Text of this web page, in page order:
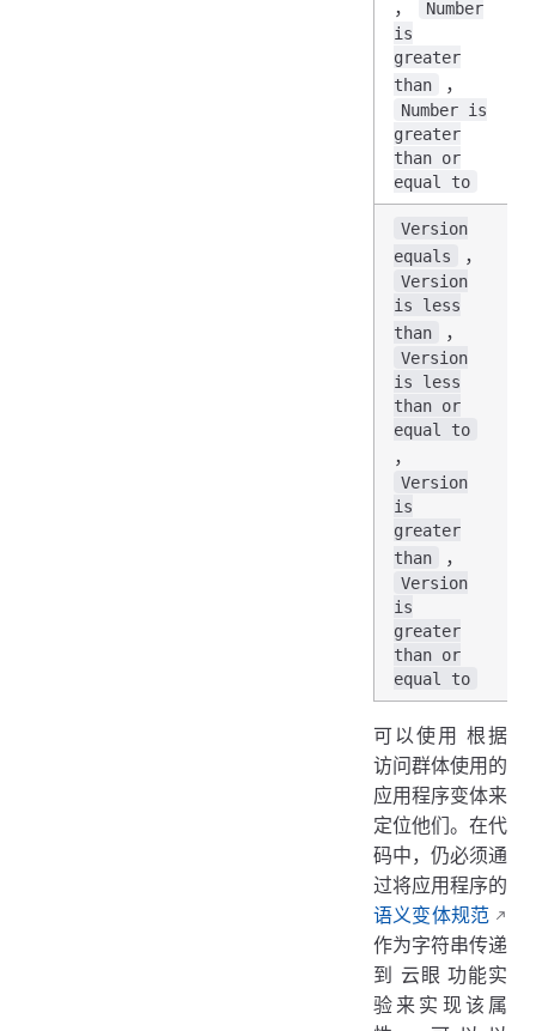
，
Number
is
greater
than
，
Number is
greater
than or
equal to
Version
equals
，
Version
is less
than
，
Version
is less
than or
equal to
，
Version
is
greater
than
，
Version
is
greater
than or
equal to
可以使用 根据
访问群体使用的
应用程序变体来
定位他们。在代
码中，仍必须通
过将应用程序的
语义变体规范
作为字符串传递
到 云眼 功能实
验来实现该属